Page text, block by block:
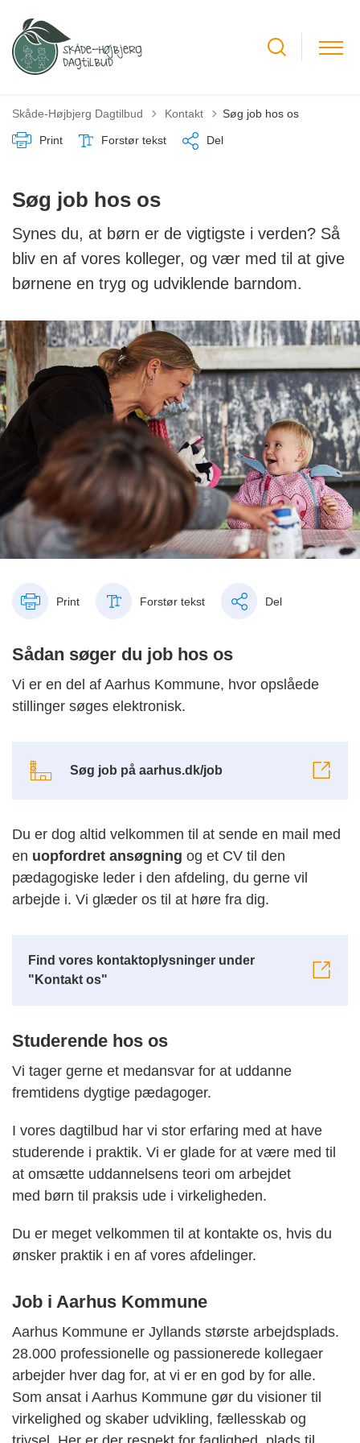
Skåde-Højbjerg Dagtilbud Tilbage til
Kontakt Søg job hos os
Print Forstør tekst Del
Søg job hos os
Synes du, at børn er de vigtigste i verden? Så
bliv en af vores kolleger, og vær med til at give
børnene en tryg og udviklende barndom.
Print Forstør tekst Del
Sådan søger du job hos os
Vi er en del af Aarhus Kommune, hvor opslåede
stillinger søges elektronisk.
Søg job på aarhus.dk/job
Du er dog altid velkommen til at sende en mail med
en uopfordret ansøgning og et CV til den
pædagogiske leder i den afdeling, du gerne vil
arbejde i. Vi glæder os til at høre fra dig.
Find vores kontaktoplysninger under
"Kontakt os"
Studerende hos os
Vi tager gerne et medansvar for at uddanne
fremtidens dygtige pædagoger.
I vores dagtilbud har vi stor erfaring med at have
studerende i praktik. Vi er glade for at være med til
at omsætte uddannelsens teori om arbejdet
med børn til praksis ude i virkeligheden.
Du er meget velkommen til at kontakte os, hvis du
ønsker praktik i en af vores afdelinger.
Job i Aarhus Kommune
Aarhus Kommune er Jyllands største arbejdsplads.
28.000 professionelle og passionerede kollegaer
arbejder hver dag for, at vi er en god by for alle.
Som ansat i Aarhus Kommune gør du visioner til
virkelighed og skaber udvikling, fællesskab og